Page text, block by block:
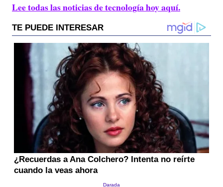
Lee todas las noticias de tecnología hoy aquí.